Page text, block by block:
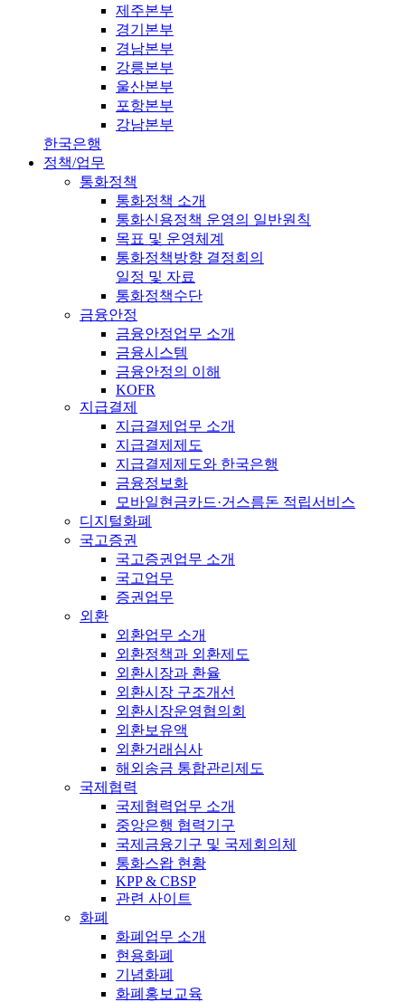
제주본부
경기본부
경남본부
강릉본부
울산본부
포항본부
강남본부
한국은행
정책/업무
통화정책
통화정책 소개
통화신용정책 운영의 일반원칙
목표 및 운영체계
통화정책방향 결정회의
일정 및 자료
통화정책수단
금융안정
금융안정업무 소개
금융시스템
금융안정의 이해
KOFR
지급결제
지급결제업무 소개
지급결제제도
지급결제제도와 한국은행
금융정보화
모바일현금카드·거스름돈 적립서비스
디지털화폐
국고증권
국고증권업무 소개
국고업무
증권업무
외환
외환업무 소개
외환정책과 외환제도
외환시장과 환율
외환시장 구조개선
외환시장운영협의회
외환보유액
외환거래심사
해외송금 통합관리제도
국제협력
국제협력업무 소개
중앙은행 협력기구
국제금융기구 및 국제회의체
통화스왑 현황
KPP & CBSP
관련 사이트
화폐
화폐업무 소개
현용화폐
기념화폐
화폐홍보교육